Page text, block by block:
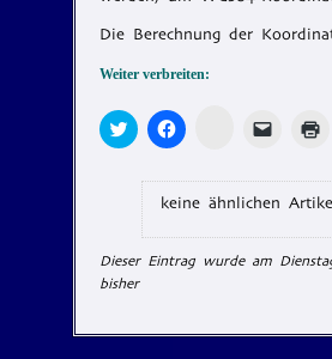
Die Berechnung der
Weiter verbreiten:
Klick,
um
zu
teilen
(Wird
in
neuem
Fenster
geöffnet)
Klick,
um
zu
teilen
in
Fenster
Zum
Teilen
klicken
(Wird
in
geöffnet)
Klicken,
einen
Link
E-
Mail
zu
Fenster
in
keine ähnlichen
Dieser Eintrag wurde am
bisher